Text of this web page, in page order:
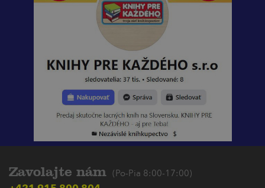
Zavolajte nám (Po-Pia 8:00-17:00)